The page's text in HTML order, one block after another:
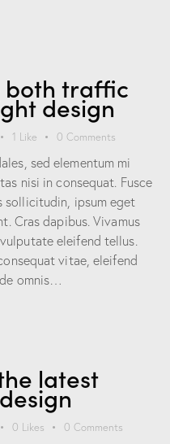
both traffic
design
1 Like 0 Comments
sed elementum mi
nisi in consequat. Fusce
sollicitudin, ipsum eget
Cras dapibus. Vivamus
eleifend tellus.
vitae, eleifend
omnis…
latest
0 Likes 0 Comments